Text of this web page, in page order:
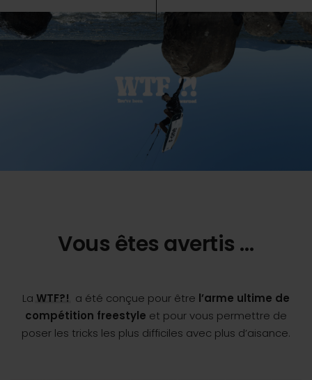
Vous êtes avertis …
La WTF?! a été conçue pour être l’arme ultime de
compétition freestyle et pour vous permettre de
poser les tricks les plus difficiles avec plus d’aisance.